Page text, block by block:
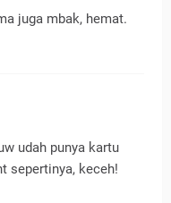
juga mbak, hemat.
udah punya kartu
sepertinya, keceh!